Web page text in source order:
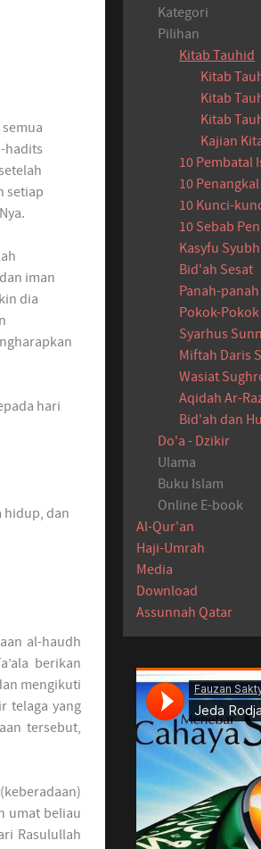
hadits
setiap
iman
dia
hari
hidup, dan
al-haudh
berikan
mengikuti
telaga yang
tersebut,
umat beliau
Rasulullah
Kategori
Pilihan
Kitab Tauhid
Kitab
Kitab
Kitab
Kajian
10 Pembatal
10
10 Kunci-
10 Sebab
Kasyfu
Bid'ah Sesat
Panah-
Pokok-
Syarhus
Miftah Daris
Wasiat
Aqidah Ar-
Bid'ah dan
Do'a - Dzikir
Ulama
Buku Islam
Online E-book
Al-Qur'an
Haji-Umrah
Media
Download
Assunnah Qatar